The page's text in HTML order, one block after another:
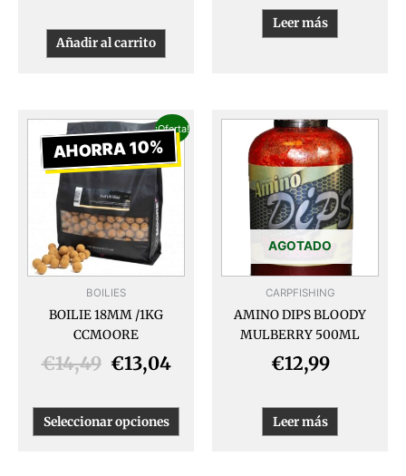
Añadir al carrito
Leer más
¡Oferta!
AHORRA 10%
BOILIES
BOILIE 18MM /1KG
CCMOORE
€14,49
El
precio
original
era:
€14,49.
€13,04
El
precio
actual
Seleccionar opciones
Este
producto
tiene
pueden
AGOTADO
CARPFISHING
AMINO DIPS BLOODY
MULBERRY 500ML
€12,99
Leer más